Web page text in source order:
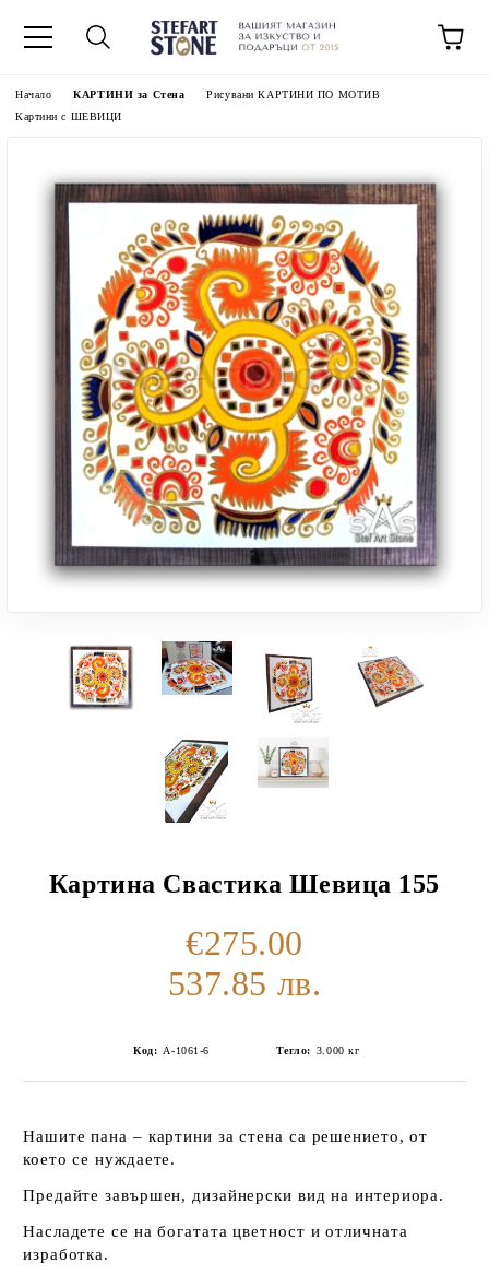
Начало КАРТИНИ за Стена
Рисувани КАРТИНИ ПО МОТИВ
Картини с ШЕВИЦИ
Картина Свастика Шевица 155
€275.00
537.85 лв.
Код: А-1061-6 Тегло: 3.000 кг
Нашите пана – картини за стена са решението, от
което се нуждаете.
Предайте завършен, дизайнерски вид на интериора.
Насладете се на богатата цветност и отличната
изработка.